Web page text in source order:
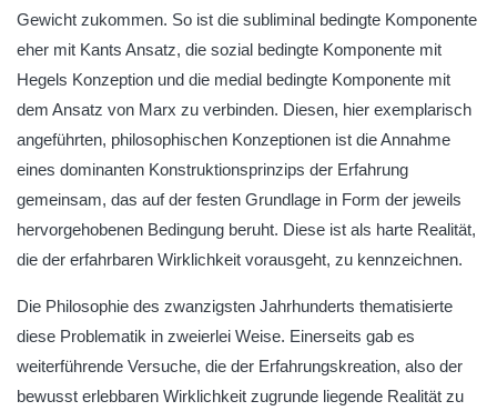
Gewicht zukommen. So ist die subliminal bedingte Komponente
eher mit Kants Ansatz, die sozial bedingte Komponente mit
Hegels Konzeption und die medial bedingte Komponente mit
dem Ansatz von Marx zu verbinden. Diesen, hier exemplarisch
angeführten, philosophischen Konzeptionen ist die Annahme
eines dominanten Konstruktionsprinzips der Erfahrung
gemeinsam, das auf der festen Grundlage in Form der jeweils
hervorgehobenen Bedingung beruht. Diese ist als harte Realität,
die der erfahrbaren Wirklichkeit vorausgeht, zu kennzeichnen.
Die Philosophie des zwanzigsten Jahrhunderts thematisierte
diese Problematik in zweierlei Weise. Einerseits gab es
weiterführende Versuche, die der Erfahrungskreation, also der
bewusst erlebbaren Wirklichkeit zugrunde liegende Realität zu